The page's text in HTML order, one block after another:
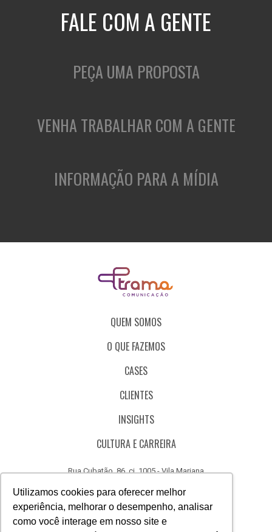
Utilizamos cookies para oferecer melhor
experiência, melhorar o desempenho, analisar
como você interage em nosso site e
FALE COM A GENTE
PEÇA UMA PROPOSTA
VENHA TRABALHAR COM A GENTE
INFORMAÇÃO PARA A MÍDIA
QUEM SOMOS
O QUE FAZEMOS
CASES
CLIENTES
INSIGHTS
CULTURA E CARREIRA
Rua Cubatão, 86, cj. 1005 - Vila Mariana
CÓDIGO DE ÉTICA